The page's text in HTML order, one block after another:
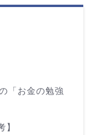
「お金の勉強
】